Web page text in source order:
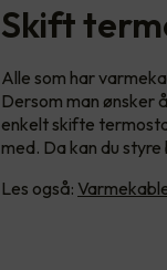
Skift
Alle som har
Dersom man ønsker
enkelt skifte
med. Da kan du
Les også: